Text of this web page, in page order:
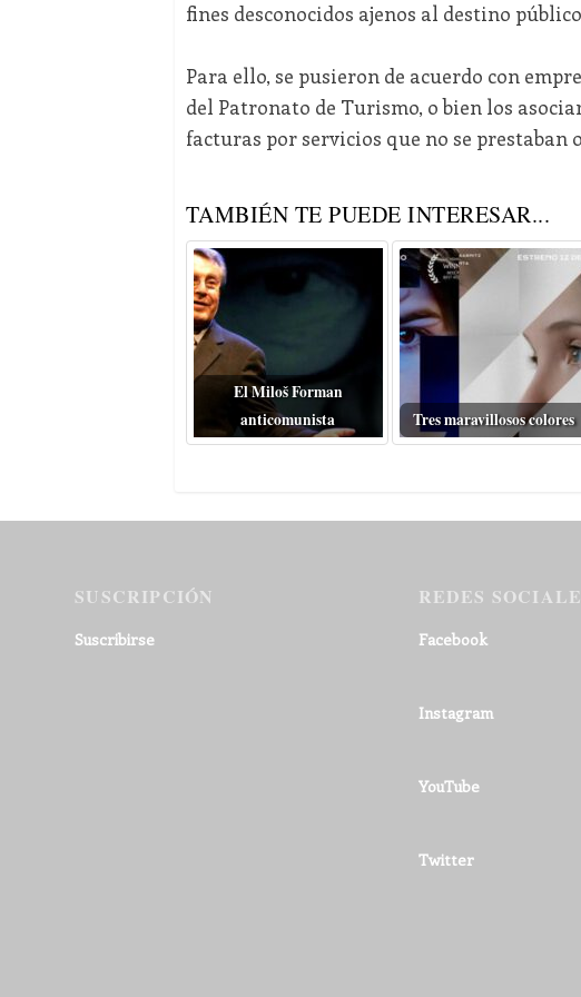
fines desconocidos ajenos al destino
Para ello, se pusieron de acuerdo con
del Patronato de Turismo, o bien los
facturas por servicios que no se prestaban
TAMBIÉN TE PUEDE INTERESAR...
El Miloš Forman
anticomunista
Tres maravillosos colores
SUSCRIPCIÓN
Suscribirse
REDES
Facebook
Instagram
YouTube
Twitter